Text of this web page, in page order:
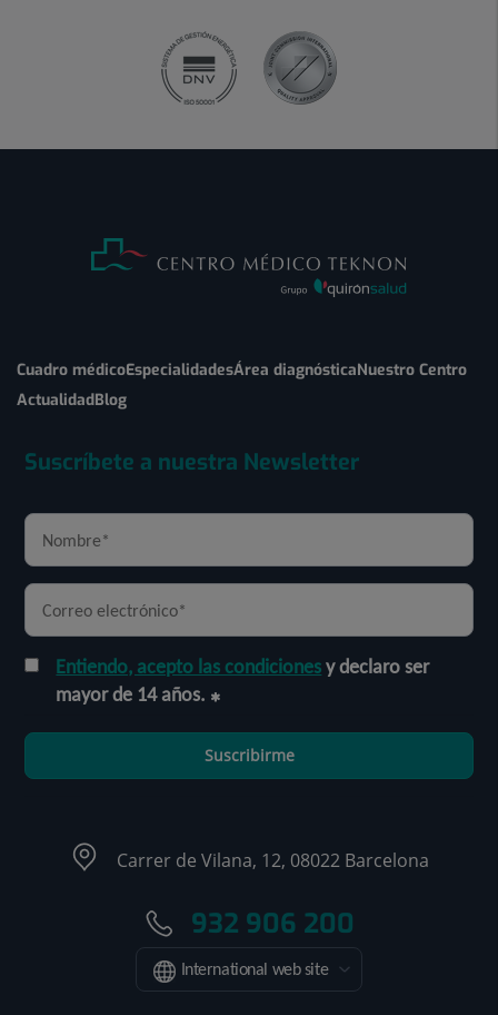
Cuadro médicoEspecialidadesÁrea diagnósticaNuestro Centro
ActualidadBlog
Suscríbete a nuestra Newsletter
Entiendo, acepto las condicionesy declaro ser
mayor de 14 años.
Suscribirme
Carrer de Vilana, 12, 08022 Barcelona
932 906 200
International web site